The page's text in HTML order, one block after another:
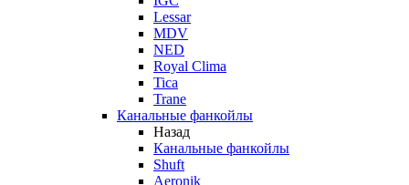
Lessar
MDV
NED
Royal Clima
Tica
Trane
Канальные фанкойлы
Назад
Канальные фанкойлы
Shuft
Aeronik